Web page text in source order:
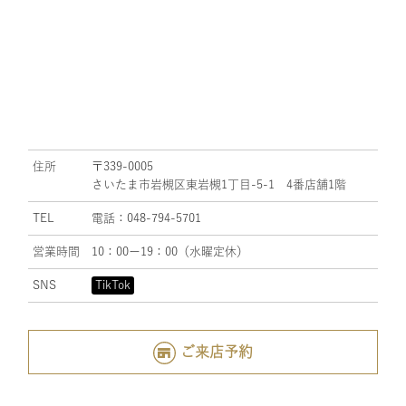
住所
〒339-0005
さいたま市岩槻区東岩槻1丁目-5-1 4番店舗1階
TEL 電話：048-794-5701
営業時間 10：00ー19：00（水曜定休）
SNS TikTok
ご来店予約